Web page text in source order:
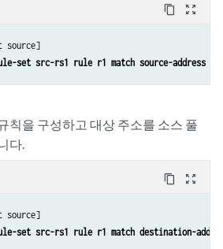
content_copy zoom_out_map
source]
set src-rs1 rule r1 match source-address
칙을 구성하고 대상 주소를 소스 풀
다.
content_copy zoom_out_map
source]
set src-rs1 rule r1 match destination-